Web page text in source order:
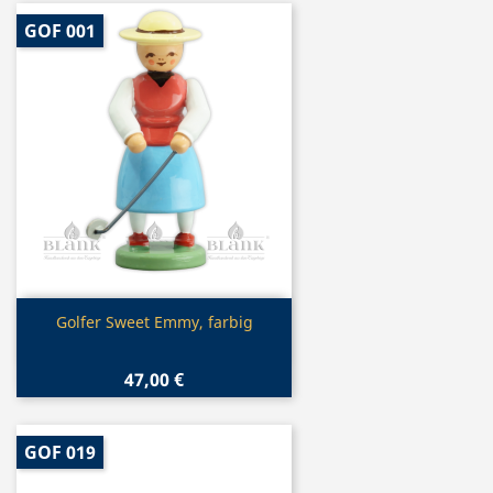
Vorschau
Golfer Sweet Emmy, farbig
47,00 €
GOF 001
GOF 019